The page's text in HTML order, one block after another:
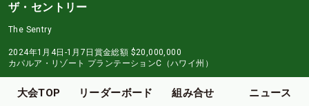
ザ・セントリー
The Sentry
2024年1月4日-1月7日 賞金総額 $20,000,000
カパルア・リゾート プランテーションC（ハワイ州）
大会TOP リーダーボード 組み合せ ニュース